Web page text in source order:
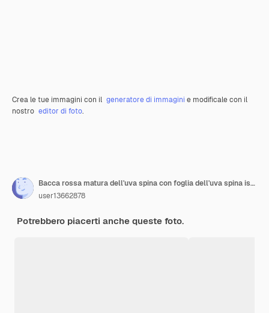
Crea le tue immagini con il generatore di immagini e modificale con il
nostro editor di foto.
Bacca rossa matura dell'uva spina con foglia dell'uva spina isolata su fondo bianco
user13662878
Potrebbero piacerti anche queste foto.